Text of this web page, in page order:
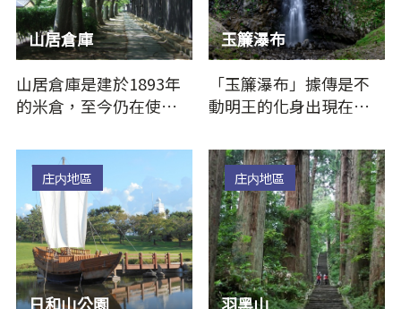
山居倉庫
山居倉庫是建於1893年
的米倉，至今仍在使
材，內側並種有櫸樹以
遮蔽西曬、…
玉簾瀑布
「玉簾瀑布」據傳是不
動明王的化身出現在高
大師隨後根據不動明王
的指示…
日和山公園
庄内地區
羽黑山
庄内地區